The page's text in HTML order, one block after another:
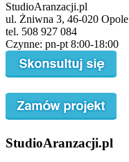
StudioAranzacji.pl
ul. Żniwna 3, 46-020 Opole
tel. 508 927 084
Czynne: pn-pt 8:00-18:00
StudioAranzacji.pl